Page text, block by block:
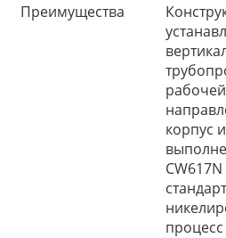
Преимущества
корпус